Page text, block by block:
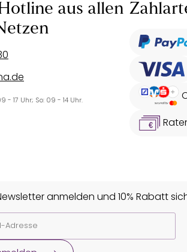
aus allen
- 17 Uhr; So: 09 - 14 Uhr.
anmelden und 10% Rabatt